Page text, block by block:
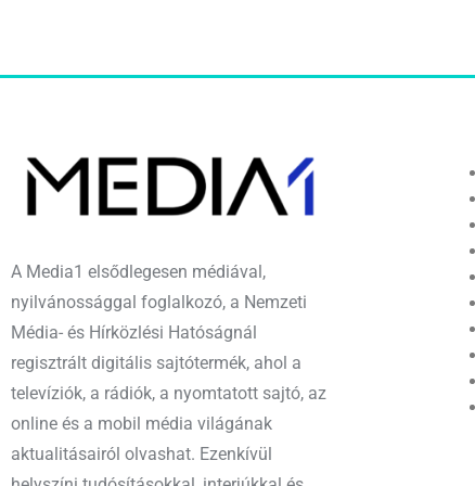
A Media1 elsődlegesen médiával,
nyilvánossággal foglalkozó, a Nemzeti
Média- és Hírközlési Hatóságnál
regisztrált digitális sajtótermék, ahol a
televíziók, a rádiók, a nyomtatott sajtó, az
online és a mobil média világának
aktualitásairól olvashat. Ezenkívül